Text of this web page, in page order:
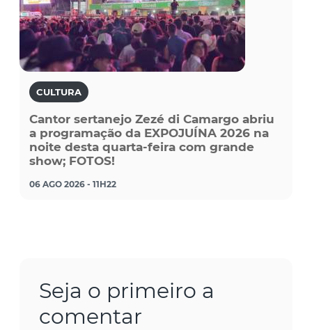
CULTURA
Cantor sertanejo Zezé di Camargo abriu
a programação da EXPOJUÍNA 2026 na
noite desta quarta-feira com grande
show; FOTOS!
06 AGO 2026 - 11H22
Seja o primeiro a
comentar